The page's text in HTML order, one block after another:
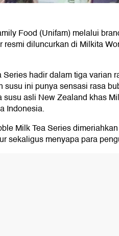
Food (Unifam) melalui
resmi diluncurkan di Milkita
hadir dalam tiga varian
susu ini punya sensasi rasa
susu asli New Zealand khas
Indonesia.
Milk Tea Series
sekaligus menyapa para